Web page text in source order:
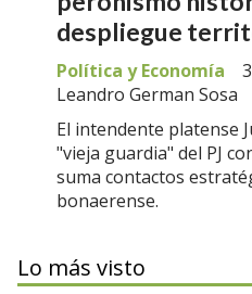
despliegue
Leandro German Sosa
Política y Economía
El intendente platense
"vieja guardia" del PJ
suma contactos
bonaerense.
Lo más visto